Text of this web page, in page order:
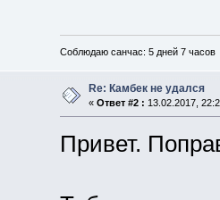
Соблюдаю санчас: 5 дней 7 часов
Re: Камбек не удался
« Ответ #2 : 13.02.2017,
Привет.